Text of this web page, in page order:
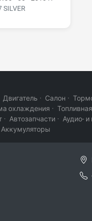
SILVER
Двигатель · Салон ·
охлаждения ·
· Автозапчасти · Аудио- и
Аккумуляторы